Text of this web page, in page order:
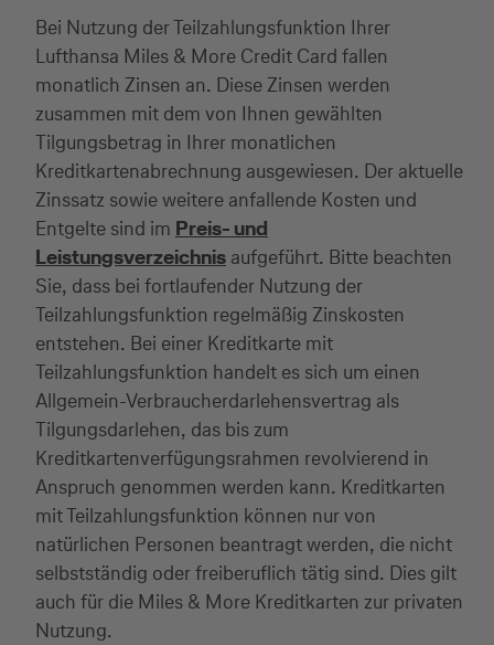
Bei Nutzung der Teilzahlungsfunktion Ihrer
Lufthansa Miles & More Credit Card fallen
monatlich Zinsen an. Diese Zinsen werden
zusammen mit dem von Ihnen gewählten
Tilgungsbetrag in Ihrer monatlichen
Kreditkartenabrechnung ausgewiesen. Der aktuelle
Zinssatz sowie weitere anfallende Kosten und
Entgelte sind im Preis- und
Leistungsverzeichnis aufgeführt. Bitte beachten
Sie, dass bei fortlaufender Nutzung der
Teilzahlungsfunktion regelmäßig Zinskosten
entstehen. Bei einer Kreditkarte mit
Teilzahlungsfunktion handelt es sich um einen
Allgemein-Verbraucherdarlehensvertrag als
Tilgungsdarlehen, das bis zum
Kreditkartenverfügungsrahmen revolvierend in
Anspruch genommen werden kann. Kreditkarten
mit Teilzahlungsfunktion können nur von
natürlichen Personen beantragt werden, die nicht
selbstständig oder freiberuflich tätig sind. Dies gilt
auch für die Miles & More Kreditkarten zur privaten
Nutzung.